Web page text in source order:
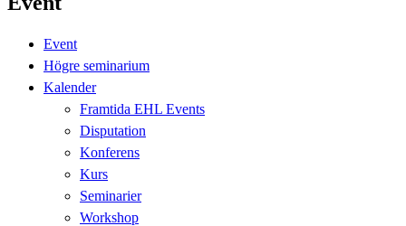
Event
Högre seminarium
Kalender
Framtida EHL Events
Disputation
Konferens
Kurs
Seminarier
Workshop